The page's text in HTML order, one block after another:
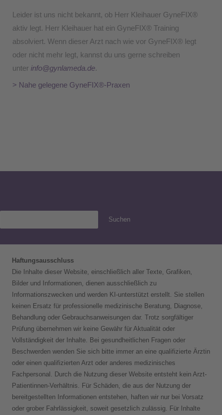
Leider ist uns nicht bekannt, ob Herr Kleihauer GyneFIX®
aktiv legt. Herr Kleihauer hat ein GyneFIX® Training
absolviert. Wenn dieser Arzt nach wie vor GyneFIX® legt
oder nicht mehr legt, kannst du uns gerne schreiben
unter info@gynlameda.de.
> Nahe gelegene GyneFIX®-Praxen
Suchen
Haftungsausschluss
Die Inhalte dieser Website, einschließlich aller Texte, Grafiken,
Bilder und Informationen, dienen ausschließlich zu
Informationszwecken und werden KI-unterstützt erstellt. Sie stellen
keinen Ersatz für professionelle medizinische Beratung, Diagnose,
Behandlung oder Gebrauchsanweisungen dar. Trotz sorgfältiger
Prüfung übernehmen wir keine Gewähr für Aktualität oder
Vollständigkeit der Inhalte. Bei gesundheitlichen Fragen oder
Beschwerden wenden Sie sich bitte immer an eine qualifizierte Ärztin
oder einen qualifizierten Arzt oder anderes medizinisches
Fachpersonal. Durch die Nutzung dieser Website entsteht kein Arzt-
Patientinnen-Verhältnis. Für Schäden, die aus der Nutzung der
bereitgestellten Informationen entstehen, haften wir nur bei Vorsatz
oder grober Fahrlässigkeit, soweit gesetzlich zulässig. Für Inhalte